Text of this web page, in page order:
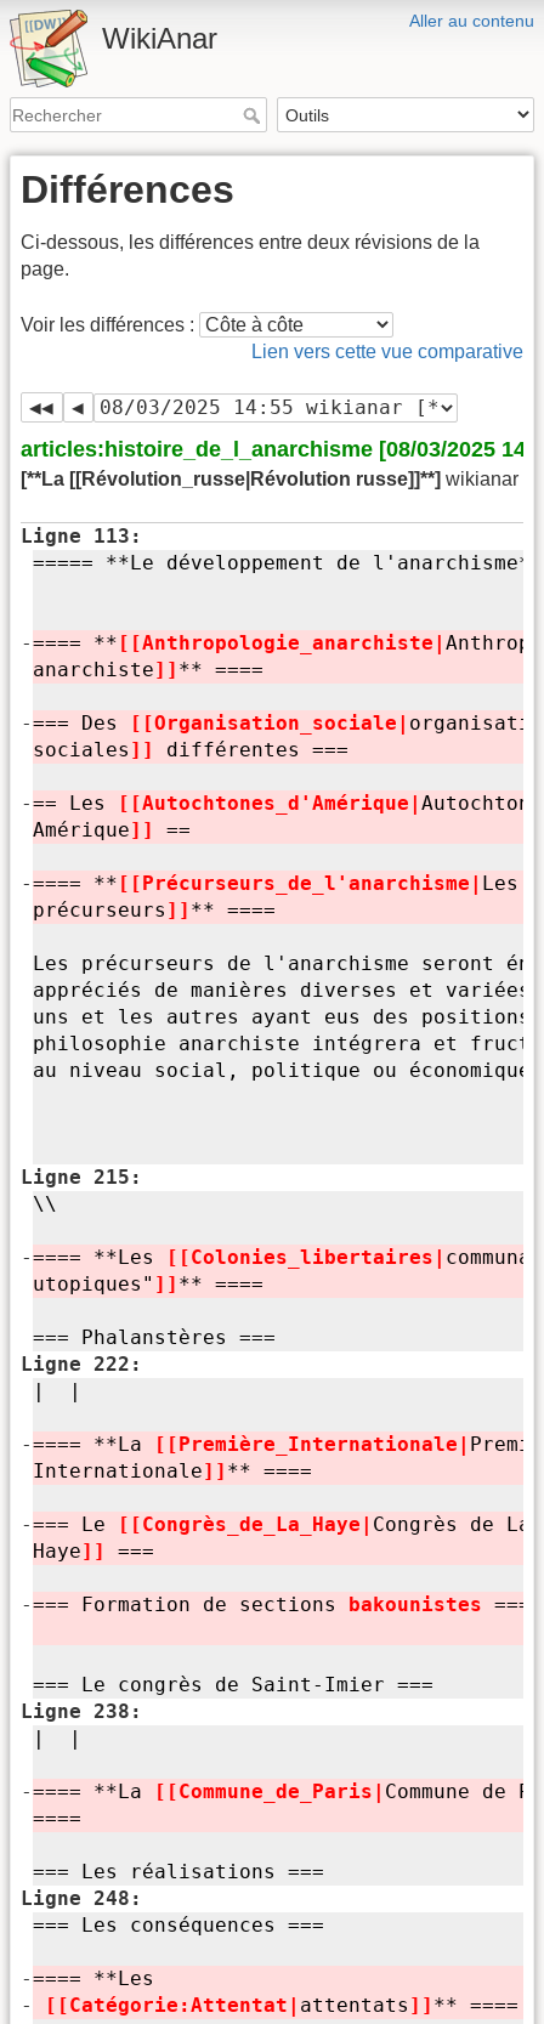
Aller au contenu
WikiAnar
Différences
Ci-dessous, les différences entre deux révisions de la
page.
Voir les différences :
Lien vers cette vue comparative
articles:histoire_de_l_anarchisme [08/03/2025
[**La [[Révolution_russe|Révolution russe]]**] wikianar
Ligne 113:
===== **Le développement de l'
-==== ** [[Anthropologie_anarchiste|
anarchiste]] ** ====
-=== Des [[Organisation_sociale|
sociales ]] différentes ===
-== Les [[Autochtones_d' Amérique|
Amérique]] ==
-==== ** [[Précurseurs_de_l' anarchisme|
Les
précurseurs ]] ** ====
Les précurseurs de l' anarchisme seront
appréciés de manières diverses et
uns et les autres ayant eus des positions
philosophie anarchiste intégrera et
au niveau social, politique ou économique.
Ligne 215:
\\
-==== **Les [[Colonies_libertaires|
utopiques" ]] ** ====
=== Phalanstères ===
Ligne 222:
-==== **La [[Première_Internationale|
Internationale]] ** ====
-=== Le [[Congrès_de_La_Haye| Congrès de La
Haye]] ===
-=== Formation de sections bakounistes ===
=== Le congrès de Saint-Imier ===
Ligne 238:
-==== **La [[Commune_de_Paris| Commune de
====
=== Les réalisations ===
Ligne 248:
=== Les conséquences ===
-==== **Les
-
[[Catégorie:Attentat| attentats ]] ** ====